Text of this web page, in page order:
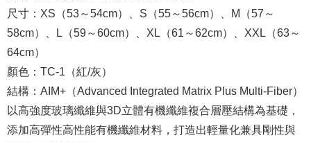
尺寸：XS（53～54cm）、S（55～56cm）、M（57～
58cm）、L（59～60cm）、XL（61～62cm）、XXL（63～
64cm）
顏色：TC-1（紅/灰）
結構：AIM+（Advanced Integrated Matrix Plus Multi-Fiber）
以高強度玻璃纖維與3D立體有機纖維複合層壓結構為基礎，
添加高彈性高性能有機纖維材料，打造出輕量化兼具剛性與